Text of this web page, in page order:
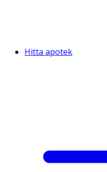
Hitta apotek